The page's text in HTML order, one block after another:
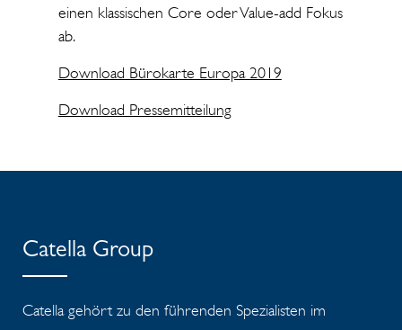
einen klassischen Core oder Value-add Fokus
ab.
Download Bürokarte Europa 2019
Download Pressemitteilung
Catella Group
Catella gehört zu den führenden Spezialisten im